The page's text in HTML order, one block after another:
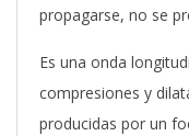
propagarse, no se
Es una onda
compresiones y
producidas por un